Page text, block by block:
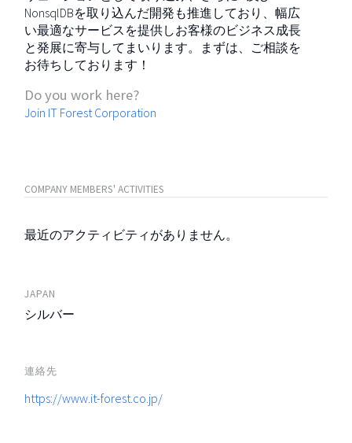
NonsqlDBを取り込んだ開発も推進しており、幅広
い最適なサービスを提供しお客様のビジネス成長
と発展に寄与してまいります。まずは、ご相談を
お待ちしております！
Do you work here?
Join IT Forest Corporation
COMPANY MEMBERS' ACTIVITIES
最近のアクティビティがありません。
JAPAN
シルバー
連絡先
https://www.it-forest.co.jp/